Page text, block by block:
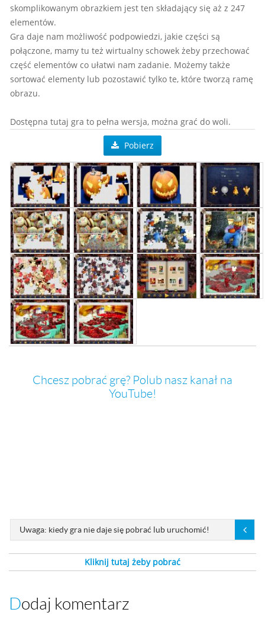
skomplikowanym obrazkiem jest ten składający się aż z 247
elementów.
Gra daje nam możliwość podpowiedzi, jakie części są
połączone, mamy tu też wirtualny schowek żeby przechować
część elementów co ułatwi nam zadanie. Możemy także
sortować elementy lub pozostawić tylko te, które tworzą ramę
obrazu.
Dostępna tutaj gra to pełna wersja, można grać do woli.
Pobierz
Chcesz pobrać grę? Polub nasz kanał na
YouTube!
Uwaga: kiedy gra nie daje się pobrać lub uruchomić!
Kliknij tutaj żeby pobrać
Dodaj komentarz